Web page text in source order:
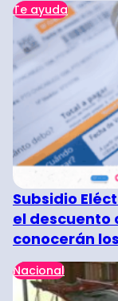
Te ayuda
Subsidio
el descuento
conocerán
Nacional